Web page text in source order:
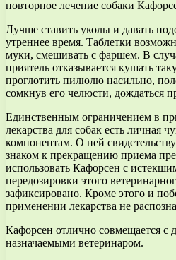
повторное лечение собаки
Лучше ставить уколы и давать
утреннее время. Таблетки
муки, смешивать с фаршем. В
приятель отказывается кушать
проглотить пилюлю насильно,
сомкнув его челюсти, дождаться
Единственным ограничением в
лекарства для собак есть личная
компонентам. О ней
знаком к прекращению приема
использовать Кафорсен с
передозировки этого
зафиксировано. Кроме этого и
применении лекарства не
Кафорсен отлично совмещается с
назначаемыми ветеринаром.